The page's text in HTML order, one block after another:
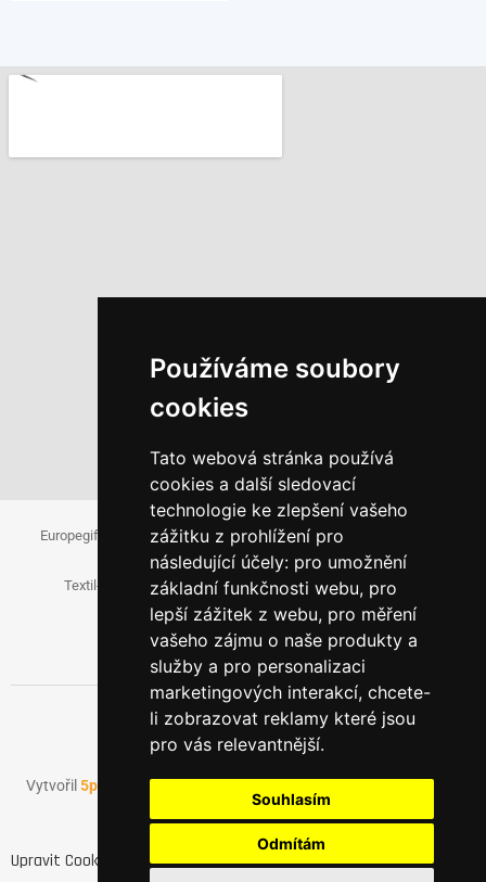
Používáme soubory
cookies
Tato webová stránka používá
cookies a další sledovací
technologie ke zlepšení vašeho
zážitku z prohlížení pro
následující účely: pro umožnění
základní funkčnosti webu, pro
lepší zážitek z webu, pro měření
vašeho zájmu o naše produkty a
služby a pro personalizaci
marketingových interakcí, chcete-
li zobrazovat reklamy které jsou
pro vás relevantnější.
Souhlasím
Odmítám
Europegift.eu Fanspromo.eu Firemni-reklama.cz
Textil-pro-firmy.cz Reklamni-cukrovinky.cz
Papirove-dary.cz
Vytvořil 5pixel.sk v spolupráci s
© 2022 | Všechna práva
vyhrazena
Upravit Cookies